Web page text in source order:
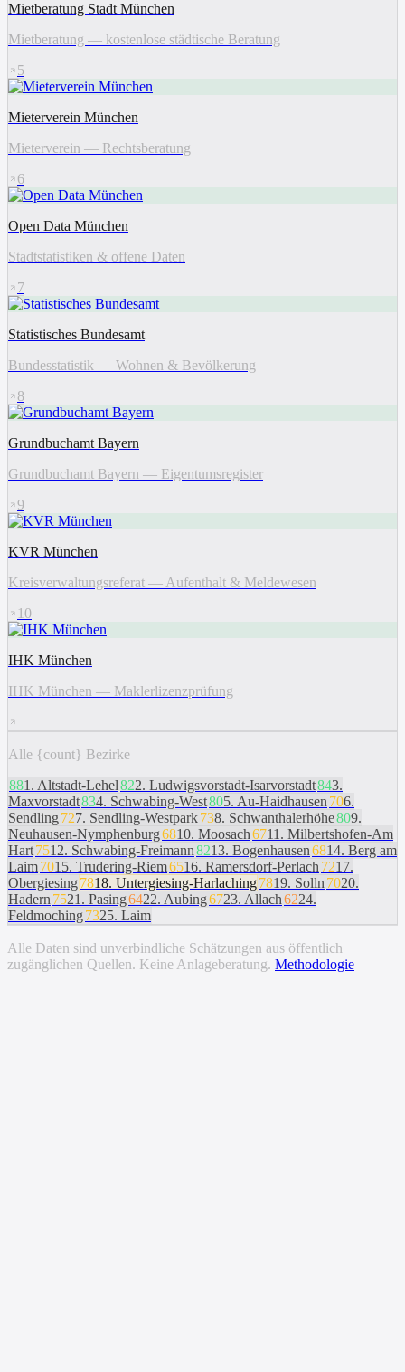
Mietberatung Stadt München
Mietberatung — kostenlose städtische Beratung
5
Mieterverein München
Mieterverein — Rechtsberatung
6
Open Data München
Stadtstatistiken & offene Daten
7
Statistisches Bundesamt
Bundesstatistik — Wohnen & Bevölkerung
8
Grundbuchamt Bayern
Grundbuchamt Bayern — Eigentumsregister
9
KVR München
Kreisverwaltungsreferat — Aufenthalt & Meldewesen
10
IHK München
IHK München — Maklerlizenzprüfung
Alle {count} Bezirke
881 . Altstadt-Lehel822. Ludwigsvorstadt-Isarvorstadt843.
Maxvorstadt834. Schwabing-West805. Au-Haidhausen 706.
Sendling 727. Sendling-Westpark738. Schwanthalerhöhe809.
Neuhausen-Nymphenburg6810. Moosach6711 . Milbertshofen-Am
Hart7512. Schwabing-Freimann8213. Bogenhausen6814. Berg am
Laim7015. Trudering-Riem6516. Ramersdorf-Perlach 7217.
Obergiesing 7818. Untergiesing-Harlaching7819. Solln 7020.
Hadern 7521 . Pasing6422. Aubing6723. Allach6224.
Feldmoching 7325. Laim
Alle Daten sind unverbindliche Schätzungen aus öffentlich
zugänglichen Quellen. Keine Anlageberatung. Methodologie